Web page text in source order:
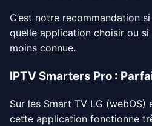
C’est notre recommandation
quelle application choisir ou
moins connue.
IPTV Smarters Pro :
Sur les Smart TV LG (webOS)
cette application fonctionne